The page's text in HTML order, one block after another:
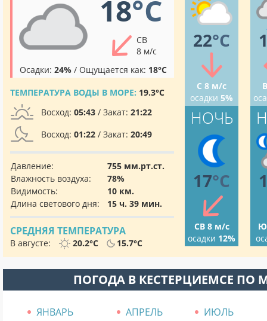
18°C
СВ
8 м/с
Осадки: 24% / Ощущается как: 18°C
ТЕМПЕРАТУРА ВОДЫ В МОРЕ: 19.3°C
Восход: 05:43 / Закат: 21:22
Восход: 01:22 / Закат: 20:49
Давление:
755 мм.рт.ст.
Влажность воздуха:
78%
Видимость:
10 км.
Длина светового дня:
15 ч. 39 мин.
СРЕДНЯЯ ТЕМПЕРАТУРА
В августе: 20.2°C 15.7°C
22°C
С 8 м/с
осадки 5%
НОЧЬ
17°C
СВ 8 м/с
осадки 12%
ПОГОДА В КЕСТЕРЦИЕМСЕ ПО
ЯНВАРЬ АПРЕЛЬ
ИЮЛЬ